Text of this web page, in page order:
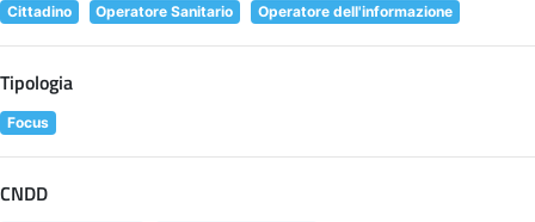
Cittadino Operatore Sanitario Operatore dell'informazione
Tipologia
Focus
CNDD